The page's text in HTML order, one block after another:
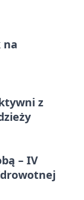
na
z
– IV